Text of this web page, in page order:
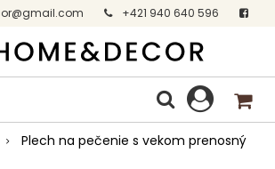
+421 940 640 596
Facebook
Plech na pečenie s vekom prenosný